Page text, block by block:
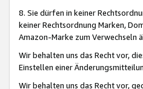
8. Sie dürfen in keiner
keiner Rechtsordnung Marken,
Amazon-Marke zum Verwechseln
Wir behalten uns das Recht vor,
Einstellen einer
Wir behalten uns das Recht vor,